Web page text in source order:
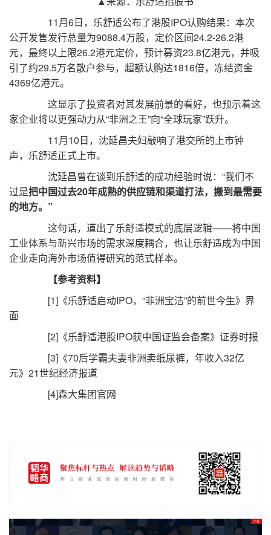
11月6日，乐舒适公布了港股IPO认购结果：本次
公开发售发行总量为9088.4万股，定价区间24.2-26.2港
元，最终以上限26.2港元定价，预计募资23.8亿港元，并吸
引了约29.5万名散户参与，超额认购达1816倍，冻结资金
4369亿港元。
这显示了投资者对其发展前景的看好，也预示着这
家企业将以更强动力从“非洲之王”向“全球玩家”跃升。
11月10日，沈延昌夫妇敲响了港交所的上市钟
声，乐舒适正式上市。
沈延昌曾在谈到乐舒适的成功经验时说：“我们不
过是把中国过去20年成熟的供应链和渠道打法，搬到最需要
的地方。”
这句话，道出了乐舒适模式的底层逻辑——将中国
工业体系与新兴市场的需求深度耦合，也让乐舒适成为中国
企业走向海外市场值得研究的范式样本。
【参考资料】
[1]《乐舒适启动IPO，“非洲宝洁”的前世今生》界
面
[2]《乐舒适港股IPO获中国证监会备案》证券时报
[3]《70后学霸夫妻非洲卖纸尿裤，年收入32亿
元》21世纪经济报道
[4]森大集团官网